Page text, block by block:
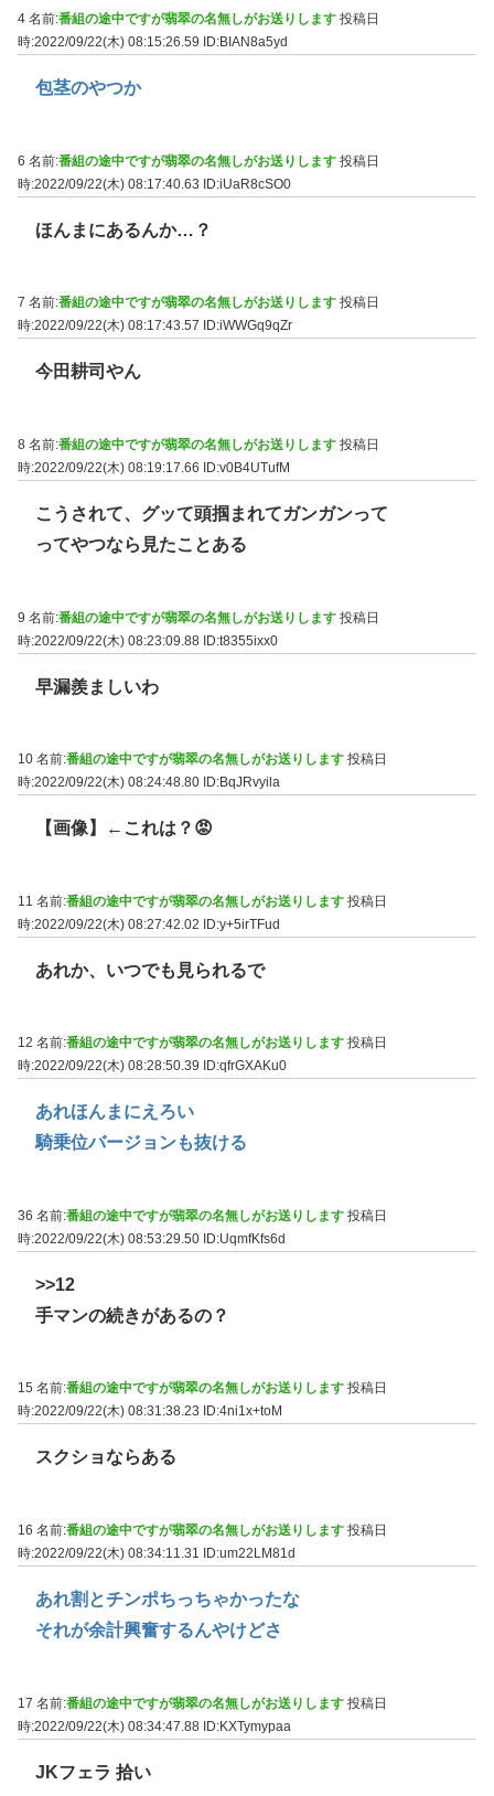
4 名前:番組の途中ですが翡翠の名無しがお送りします 投稿日
時:2022/09/22(木) 08:15:26.59
ID:BIAN8a5yd
包茎のやつか
6 名前:番組の途中ですが翡翠の名無しがお送りします 投稿日
時:2022/09/22(木) 08:17:40.63 ID:iUaR8cSO0
ほんまにあるんか…？
7 名前:番組の途中ですが翡翠の名無しがお送りします 投稿日
時:2022/09/22(木) 08:17:43.57
ID:iWWGq9qZr
今田耕司やん
8 名前:番組の途中ですが翡翠の名無しがお送りします 投稿日
時:2022/09/22(木) 08:19:17.66
ID:v0B4UTufM
こうされて、グッて頭掴まれてガンガンって
ってやつなら見たことある
9 名前:番組の途中ですが翡翠の名無しがお送りします 投稿日
時:2022/09/22(木) 08:23:09.88 ID:t8355ixx0
早漏羨ましいわ
10 名前:番組の途中ですが翡翠の名無しがお送りします 投稿日
時:2022/09/22(木) 08:24:48.80 ID:BqJRvyila
【画像】←これは？😡
11 名前:番組の途中ですが翡翠の名無しがお送りします 投稿日
時:2022/09/22(木) 08:27:42.02 ID:y+5irTFud
あれか、いつでも見られるで
12 名前:番組の途中ですが翡翠の名無しがお送りします 投稿日
時:2022/09/22(木) 08:28:50.39
ID:qfrGXAKu0
あれほんまにえろい
騎乗位バージョンも抜ける
36 名前:番組の途中ですが翡翠の名無しがお送りします 投稿日
時:2022/09/22(木) 08:53:29.50 ID:UqmfKfs6d
>>12
手マンの続きがあるの？
15 名前:番組の途中ですが翡翠の名無しがお送りします 投稿日
時:2022/09/22(木) 08:31:38.23
ID:4ni1x+toM
スクショならある
16 名前:番組の途中ですが翡翠の名無しがお送りします 投稿日
時:2022/09/22(木) 08:34:11.31
ID:um22LM81d
あれ割とチンポちっちゃかったな
それが余計興奮するんやけどさ
17 名前:番組の途中ですが翡翠の名無しがお送りします 投稿日
時:2022/09/22(木) 08:34:47.88 ID:KXTymypaa
JKフェラ 拾い